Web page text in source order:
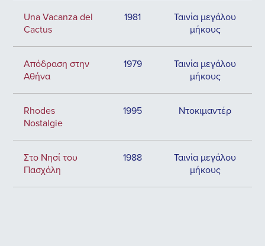
Una Vacanza del
Cactus
1981
Ταινία μεγάλου
μήκους
Απόδραση στην
Αθήνα
1979
Ταινία μεγάλου
μήκους
Rhodes
Nostalgie
1995 Ντοκιμαντέρ
Στο Νησί του
Πασχάλη
1988
Ταινία μεγάλου
μήκους